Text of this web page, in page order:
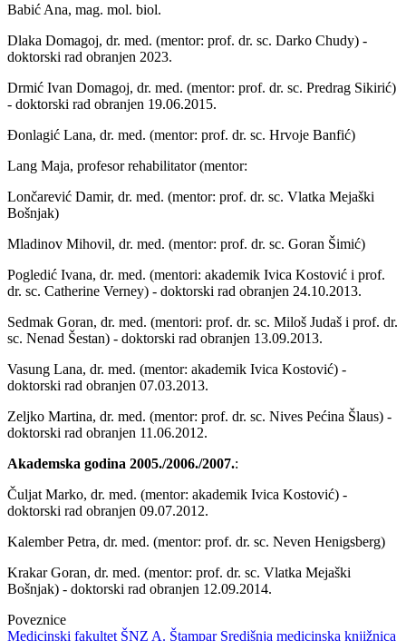
Babić Ana, mag. mol. biol.
Dlaka Domagoj, dr. med. (mentor: prof. dr. sc. Darko Chudy) -
doktorski rad obranjen 2023.
Drmić Ivan Domagoj, dr. med. (mentor: prof. dr. sc. Predrag Sikirić)
- doktorski rad obranjen 19.06.2015.
Đonlagić Lana, dr. med. (mentor: prof. dr. sc. Hrvoje Banfić)
Lang Maja, profesor rehabilitator (mentor:
Lončarević Damir, dr. med. (mentor: prof. dr. sc. Vlatka Mejaški
Bošnjak)
Mladinov Mihovil, dr. med. (mentor: prof. dr. sc. Goran Šimić)
Pogledić Ivana, dr. med. (mentori: akademik Ivica Kostović i prof.
dr. sc. Catherine Verney) - doktorski rad obranjen 24.10.2013.
Sedmak Goran, dr. med. (mentori: prof. dr. sc. Miloš Judaš i prof. dr.
sc. Nenad Šestan) - doktorski rad obranjen 13.09.2013.
Vasung Lana, dr. med. (mentor: akademik Ivica Kostović) -
doktorski rad obranjen 07.03.2013.
Zeljko Martina, dr. med. (mentor: prof. dr. sc. Nives Pećina Šlaus) -
doktorski rad obranjen 11.06.2012.
Akademska godina 2005./2006./2007.:
Čuljat Marko, dr. med. (mentor: akademik Ivica Kostović) -
doktorski rad obranjen 09.07.2012.
Kalember Petra, dr. med. (mentor: prof. dr. sc. Neven Henigsberg)
Krakar Goran, dr. med. (mentor: prof. dr. sc. Vlatka Mejaški
Bošnjak) - doktorski rad obranjen 12.09.2014.
Poveznice
Medicinski fakultet ŠNZ A. Štampar Središnja medicinska knjižnica